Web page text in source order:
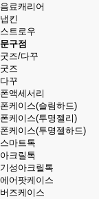
음료캐리어
냅킨
스트로우
문구점
굿즈/다꾸
굿즈
다꾸
폰액세서리
폰케이스(슬림하드)
폰케이스(투명젤리)
폰케이스(투명젤하드)
스마트톡
아크릴톡
기성아크릴톡
에어팟케이스
버즈케이스